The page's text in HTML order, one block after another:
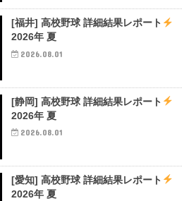
[福井] 高校野球 詳細結果レポート
2026年 夏
2026.08.01
[静岡] 高校野球 詳細結果レポート
2026年 夏
2026.08.01
[愛知] 高校野球 詳細結果レポート
2026年 夏